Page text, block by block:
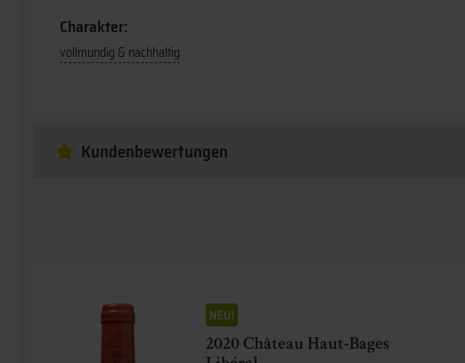
Charakter:
vollmundig & nachhaltig
Kundenbewertungen
2020 Château Haut-Bages